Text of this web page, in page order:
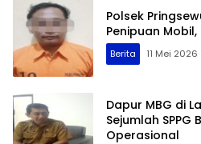
Polsek
Penipuan
Berita 11 Mei 2026
Dapur MBG di
Sejumlah SPPG
Operasional